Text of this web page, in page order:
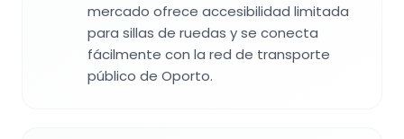
mercado ofrece accesibilidad limitada
para sillas de ruedas y se conecta
fácilmente con la red de transporte
público de Oporto.